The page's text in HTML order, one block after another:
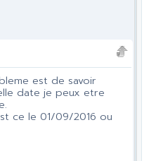
est de savoir
date je peux etre
ce le 01/09/2016 ou